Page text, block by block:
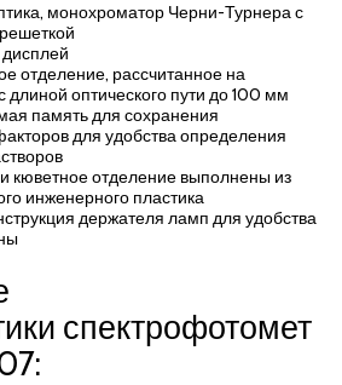
монохроматор Черни-Турнера с
отделение, рассчитанное на
длиной оптического пути до 100 мм
память для сохранения
для удобства определения
кюветное отделение выполнены из
инженерного пластика
держателя ламп для удобства
спектрофотомет